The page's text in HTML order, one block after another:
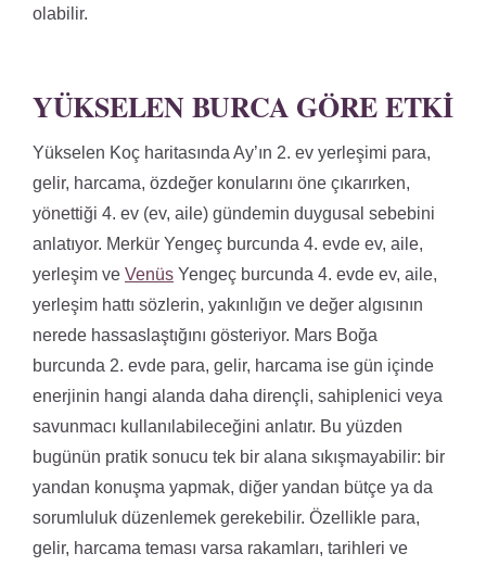
olabilir.
YÜKSELEN BURCA GÖRE ETKI
Yükselen Koç haritasında Ay’ın 2. ev yerleşimi para,
gelir, harcama, özdeğer konularını öne çıkarırken,
yönettiği 4. ev (ev, aile) gündemin duygusal sebebini
anlatıyor. Merkür Yengeç burcunda 4. evde ev, aile,
yerleşim ve Venüs Yengeç burcunda 4. evde ev, aile,
yerleşim hattı sözlerin, yakınlığın ve değer algısının
nerede hassaslaştığını gösteriyor. Mars Boğa
burcunda 2. evde para, gelir, harcama ise gün içinde
enerjinin hangi alanda daha dirençli, sahiplenici veya
savunmacı kullanılabileceğini anlatır. Bu yüzden
bugünün pratik sonucu tek bir alana sıkışmayabilir: bir
yandan konuşma yapmak, diğer yandan bütçe ya da
sorumluluk düzenlemek gerekebilir. Özellikle para,
gelir, harcama teması varsa rakamları, tarihleri ve